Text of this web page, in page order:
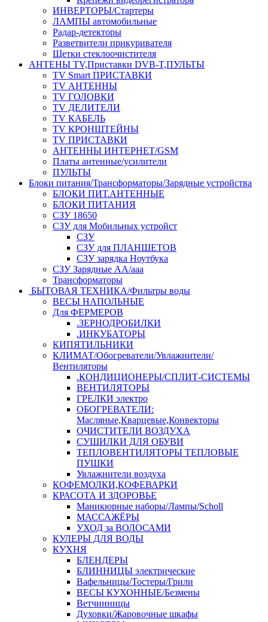
ИНВЕРТОРЫ/Стартеры
ЛАМПЫ автомобильные
Радар-детекторы
Разветвители прикуривателя
Щетки стеклоочистителя
АНТЕНЫ ТV,Приставки DVB-T,ПУЛЬТЫ
TV Smart ПРИСТАВКИ
TV АНТЕННЫ
TV ГОЛОВКИ
TV ДЕЛИТЕЛИ
TV КАБЕЛЬ
TV КРОНШТЕЙНЫ
TV ПРИСТАВКИ
АНТЕННЫ ИНТЕРНЕТ/GSM
Платы антенные/усилители
ПУЛЬТЫ
Блоки питания/Трансформаторы/Зарядные устройства
БЛОКИ ПИТ.АНТЕННЫЕ
БЛОКИ ПИТАНИЯ
СЗУ 18650
СЗУ для Мобильных устройст
СЗУ
СЗУ для ПЛАНШЕТОВ
СЗУ зарядка Ноутбука
СЗУ Зарядные АА/ааа
Трансформаторы
БЫТОВАЯ ТЕХНИКА/Фильтры воды
ВЕСЫ НАПОЛЬНЫЕ
Для ФЕРМЕРОВ
.ЗЕРНОДРОБИЛКИ
.ИНКУБАТОРЫ
КИПЯТИЛЬНИКИ
КЛИМАТ/Обогреватели/Увлажнители/
Вентиляторы
.КОНДИЦИОНЕРЫ/СПЛИТ-СИСТЕМЫ
ВЕНТИЛЯТОРЫ
ГРЕЛКИ электро
ОБОГРЕВАТЕЛИ:
Масляные,Кварцевые,Конвекторы
ОЧИСТИТЕЛИ ВОЗДУХА
СУШИЛКИ ДЛЯ ОБУВИ
ТЕПЛОВЕНТИЛЯТОРЫ ТЕПЛОВЫЕ
ПУШКИ
Увлажнители воздуха
КОФЕМОЛКИ,КОФЕВАРКИ
КРАСОТА И ЗДОРОВЬЕ
Маникюрные наборы/Лампы/Scholl
МАССАЖЁРЫ
УХОД за ВОЛОСАМИ
КУЛЕРЫ ДЛЯ ВОДЫ
КУХНЯ
БЛЕНДЕРЫ
БЛИННИЦЫ электрические
Вафельницы/Тостеры/Грили
ВЕСЫ КУХОННЫЕ/Безмены
Ветчинницы
Духовки/Жаровочные шкафы